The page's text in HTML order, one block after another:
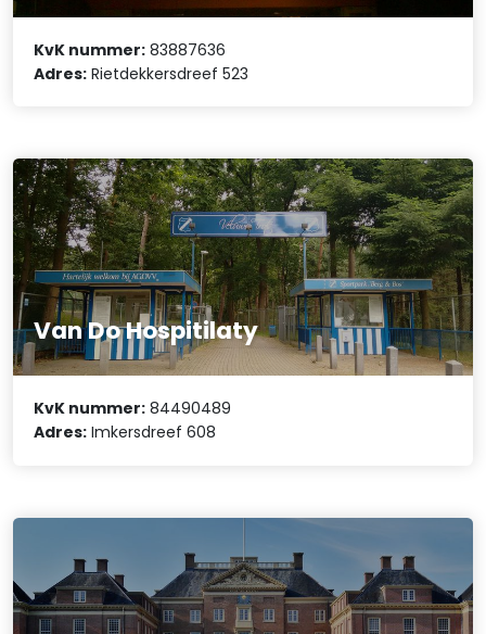
KvK nummer: 83887636
Adres: Rietdekkersdreef 523
Van Do Hospitilaty
KvK nummer: 84490489
Adres: Imkersdreef 608